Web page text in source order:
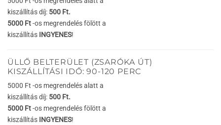
kiszállítás díj: 500 Ft.
5000 Ft-os megrendelés fölött a
kiszállítás INGYENES!
ÜLLŐ BELTERÜLET (ZSARÓKA ÚT)
KISZÁLLÍTÁSI IDŐ: 90-120 PERC
5000 Ft -os megrendelés alatt a
kiszállítás díj: 500 Ft.
5000 Ft-os megrendelés fölött a
kiszállítás INGYENES!